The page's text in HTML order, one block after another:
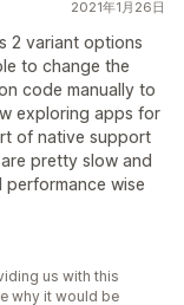
2021年1月26日
2 variant options
to change the
code manually to
exploring apps for
of native support
pretty slow and
wise
us with this
why it would be